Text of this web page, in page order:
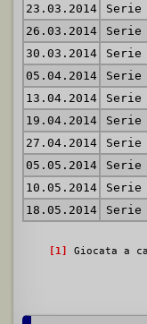
23.03.2014
Serie
26.03.2014
Serie
30.03.2014
Serie
05.04.2014
Serie
13.04.2014
Serie
19.04.2014
Serie
27.04.2014
Serie
05.05.2014
Serie
10.05.2014
Serie
18.05.2014
Serie
[1] Giocata a